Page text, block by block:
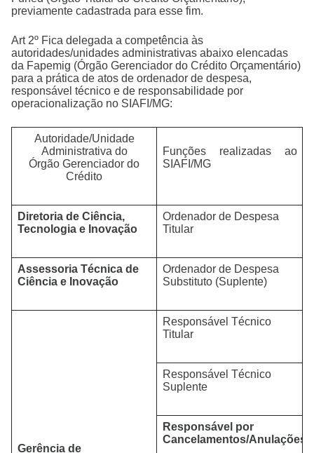
previamente cadastrada para esse fim.
Art 2º Fica delegada a competência às
autoridades/unidades administrativas abaixo elencadas
da Fapemig (Órgão Gerenciador do Crédito Orçamentário)
para a prática de atos de ordenador de despesa,
responsável técnico e de responsabilidade por
operacionalização no SIAFI/MG:
Autoridade/Unidade
Administrativa do
Órgão Gerenciador do
Crédito
Funções realizadas ao
SIAFI/MG
Diretoria de Ciência,
Tecnologia e Inovação
Ordenador de Despesa
Titular
Assessoria Técnica de
Ciência e Inovação
Ordenador de Despesa
Substituto (Suplente)
Gerência de
Responsável Técnico
Titular
Responsável Técnico
Suplente
Responsável por
Cancelamentos/Anulações